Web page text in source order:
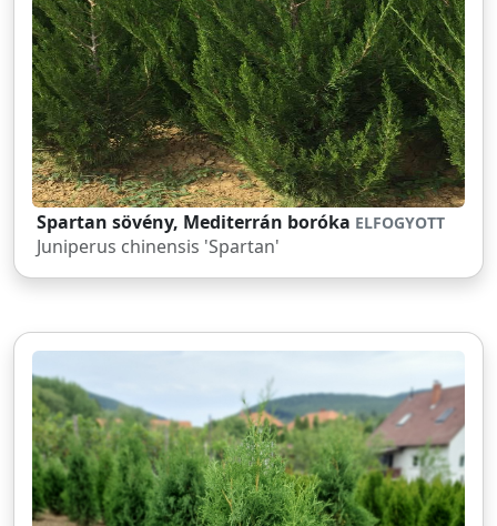
Spartan sövény, Mediterrán boróka ELFOGYOTT
Juniperus chinensis 'Spartan'